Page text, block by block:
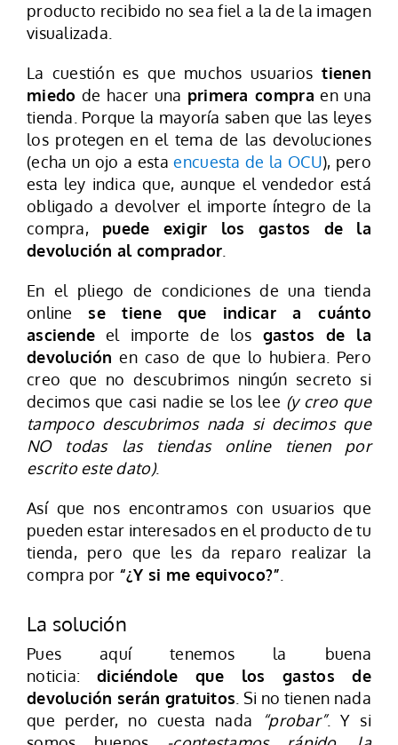
producto recibido no sea fiel a la de la imagen
visualizada.
La cuestión es que muchos usuarios tienen
miedo de hacer una primera compra en una
tienda. Porque la mayoría saben que las leyes
los protegen en el tema de las devoluciones
(echa un ojo a estaencuesta de la OCU), pero
esta ley indica que, aunque el vendedor está
obligado a devolver el importe íntegro de la
compra,puede exigir los gastos de la
devolución al comprador
En el pliego de condiciones de una tienda
online se tiene que indicar a cuánto
asciende el importe de los gastos de la
devolución en caso de que lo hubiera. Pero
creo que no descubrimos ningún secreto si
decimos que casi nadie se los lee (y creo que
tampoco descubrimos nada si decimos que
NO todas las tiendas online tienen por
escrito este dato).
Así que nos encontramos con usuarios que
pueden estar interesados en el producto de tu
tienda, pero que les da reparo realizar la
compra por “¿Y si me equivoco?”
La solución
Pues aquí tenemos la buena
noticia: diciéndole que los gastos de
devolución serán gratuitos . Si no tienen nada
que perder, no cuesta nada
“probar”. Y si